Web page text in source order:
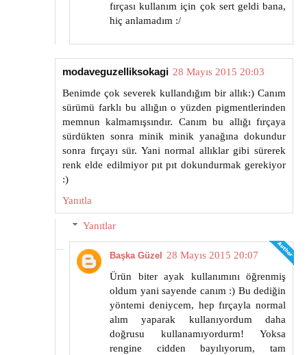
fırçası kullanım için çok sert geldi bana,
hiç anlamadım :/
modaveguzelliksokagi 28 Mayıs 2015 20:03
Benimde çok severek kullandığım bir allık:) Canım
sürümü farklı bu allığın o yüzden pigmentlerinden
memnun kalmamışsındır. Canım bu allığı fırçaya
sürdükten sonra minik minik yanağına dokundur
sonra fırçayı sür. Yani normal allıklar gibi sürerek
renk elde edilmiyor pıt pıt dokundurmak gerekiyor
:)
Yanıtla
Yanıtlar
Başka Güzel
28 Mayıs 2015 20:07
Ürün biter ayak kullanımını öğrenmiş
oldum yani sayende canım :) Bu dediğin
yöntemi deniycem, hep fırçayla normal
alım yaparak kullanıyordum daha
doğrusu kullanamıyordurm! Yoksa
rengine cidden bayılıyorum, tam